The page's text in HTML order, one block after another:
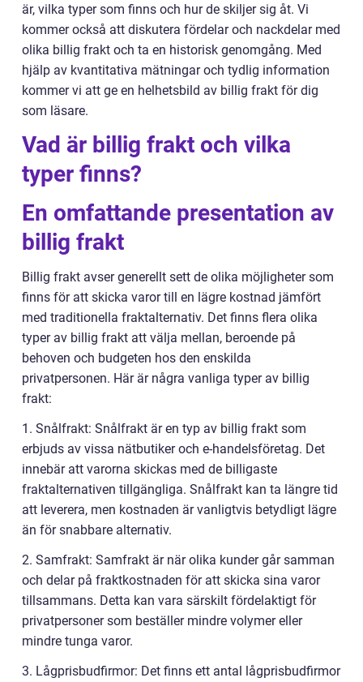
är, vilka typer som finns och hur de skiljer sig åt. Vi
kommer också att diskutera fördelar och nackdelar med
olika billig frakt och ta en historisk genomgång. Med
hjälp av kvantitativa mätningar och tydlig information
kommer vi att ge en helhetsbild av billig frakt för dig
som läsare.
Vad är billig frakt och vilka
typer finns?
En omfattande presentation av
billig frakt
Billig frakt avser generellt sett de olika möjligheter som
finns för att skicka varor till en lägre kostnad jämfört
med traditionella fraktalternativ. Det finns flera olika
typer av billig frakt att välja mellan, beroende på
behoven och budgeten hos den enskilda
privatpersonen. Här är några vanliga typer av billig
frakt:
1. Snålfrakt: Snålfrakt är en typ av billig frakt som
erbjuds av vissa nätbutiker och e-handelsföretag. Det
innebär att varorna skickas med de billigaste
fraktalternativen tillgängliga. Snålfrakt kan ta längre tid
att leverera, men kostnaden är vanligtvis betydligt lägre
än för snabbare alternativ.
2. Samfrakt: Samfrakt är när olika kunder går samman
och delar på fraktkostnaden för att skicka sina varor
tillsammans. Detta kan vara särskilt fördelaktigt för
privatpersoner som beställer mindre volymer eller
mindre tunga varor.
3. Lågprisbudfirmor: Det finns ett antal lågprisbudfirmor